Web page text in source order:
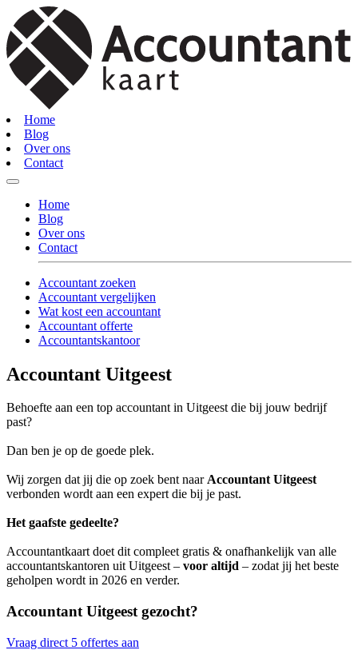
Home
Blog
Over ons
Contact
Home
Blog
Over ons
Contact
Accountant zoeken
Accountant vergelijken
Wat kost een accountant
Accountant offerte
Accountantskantoor
Accountant Uitgeest
Behoefte aan een top accountant in Uitgeest die bij jouw bedrijf
past?
Dan ben je op de goede plek.
Wij zorgen dat jij die op zoek bent naarAccountant Uitgeest
verbonden wordt aan een expert die bij je past.
Het gaafste gedeelte?
Accountantkaart doet dit compleet gratis & onafhankelijk van alle
accountantskantoren uit Uitgeest – voor altijd – zodat jij het beste
geholpen wordt in 2026 en verder.
Accountant Uitgeest gezocht?
Vraag direct 5 offertes aan